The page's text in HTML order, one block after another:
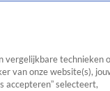
vergelijkbare technieken
van onze website(s),
accepteren” selecteert,